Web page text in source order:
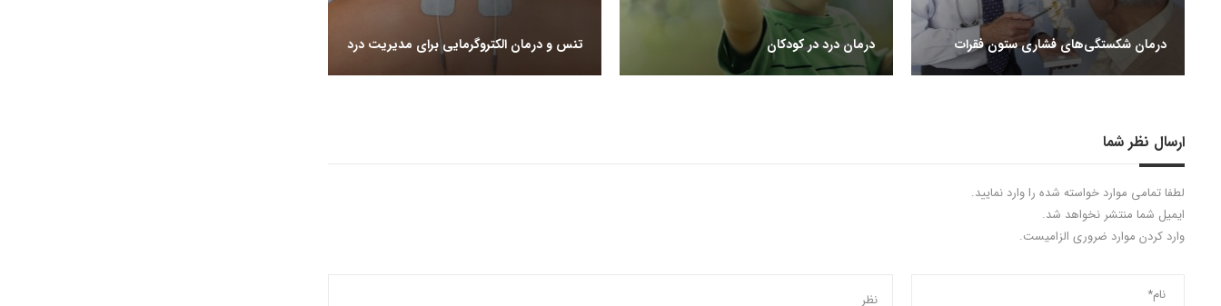
درمان شکستگی‌های فشاری ستون فقرات درمان درد در کودکان تنس و درمان الکتروگرمایی برای مدیریت درد
ارسال نظر شما
لطفا تمامی موارد خواسته شده را وارد نمایید.
ایمیل شما منتشر نخواهد شد.
وارد کردن موارد ضروری الزامیست.